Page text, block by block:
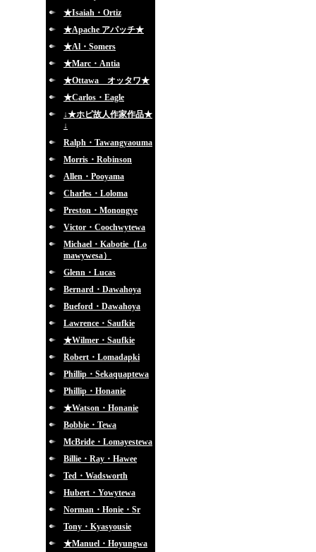
★Isaiah・Ortiz
★Apache アパッチ★
★Al・Somers
★Marc・Antia
★Ottawa オッタワ★
★Carlos・Eagle
↓★ホピ故人作家作品★
↓
Ralph・Tawangyaouma
Morris・Robinson
Allen・Pooyama
Charles・Loloma
Preston・Monongye
Victor・Coochwytewa
Michael・Kabotie（Lo
mawywesa）
Glenn・Lucas
Bernard・Dawahoya
Bueford・Dawahoya
Lawrence・Saufkie
★Wilmer・Saufkie
Robert・Lomadapki
Phillip・Sekaquaptewa
Phillip・Honanie
★Watson・Honanie
Bobbie・Tewa
McBride・Lomayestewa
Billie・Ray・Hawee
Ted・Wadsworth
Hubert・Yowytewa
Norman・Honie・Sr
Tony・Kyasyousie
★Manuel・Hoyungwa